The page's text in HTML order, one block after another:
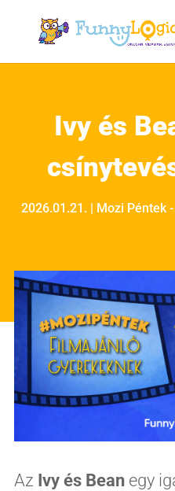
Ivy és
2026.01.21. | Mozi Péntek
Az Ivy és Beanegy